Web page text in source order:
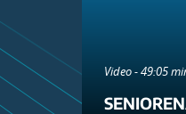
Video - 49:05